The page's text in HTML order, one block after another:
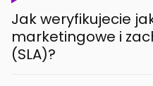
Jak weryfikujecie
marketingowe i
(SLA)?